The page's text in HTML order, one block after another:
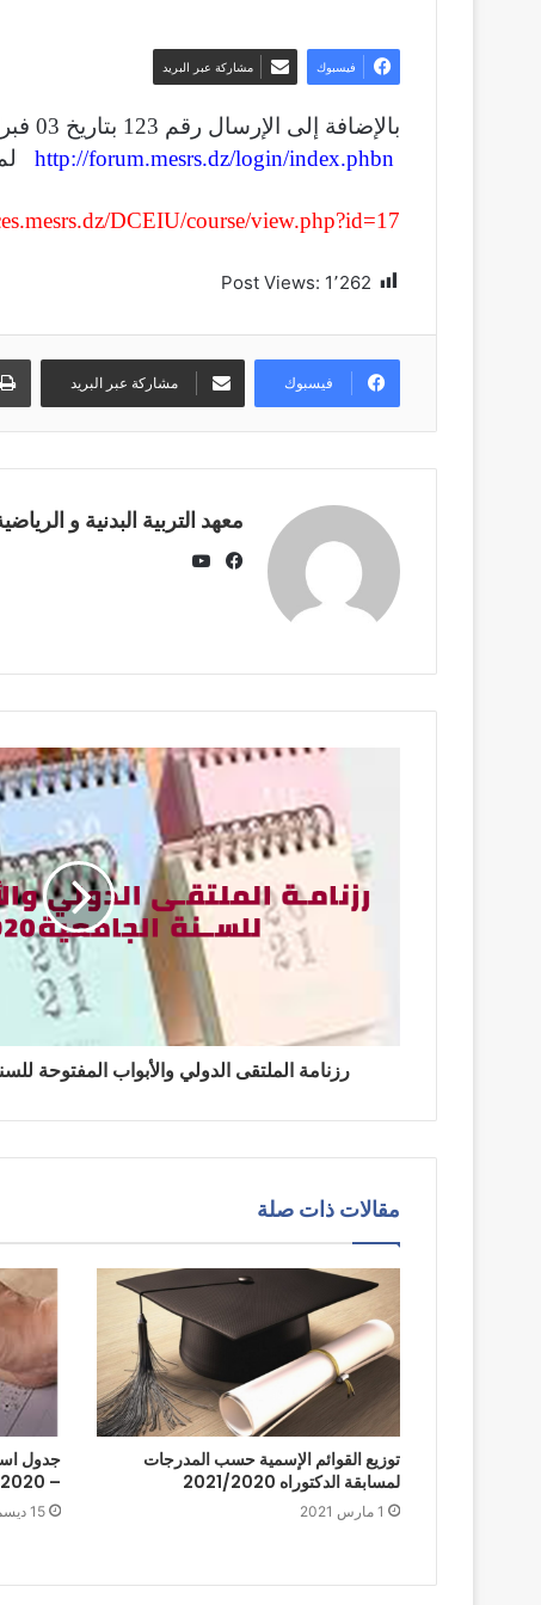
فيسبوك مشاركة عبر البريد
بالإضافة إلى الإرسال رقم 123 بتاريخ 03 فبراير 2021 ، المتعلق بإطلاق دعوة
http://forum.mesrs.dz/login/index.phbn
DCEIU/course/view.php?id=17
Post Views: 1٬262
فيسبوك مشاركة عبر البريد
معهد التربية البدنية و
رزنامة الملتقى الدولي والأبواب المفتوحة للسنة
مقالات ذات صلة
توزيع القوائم الإسمية حسب المدرجات
لمسابقة الدكتوراه 2021/2020
1 مارس 2021
– 2020
15 ديسمبر 2020